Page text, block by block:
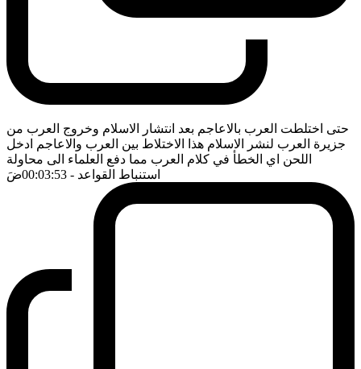
حتى اختلطت العرب بالاعاجم بعد انتشار الاسلام وخروج العرب من
جزيرة العرب لنشر الاسلام هذا الاختلاط بين العرب والاعاجم ادخل
اللحن اي الخطأ في كلام العرب مما دفع العلماء الى محاولة
استنباط القواعد - 00:03:53 ضَ